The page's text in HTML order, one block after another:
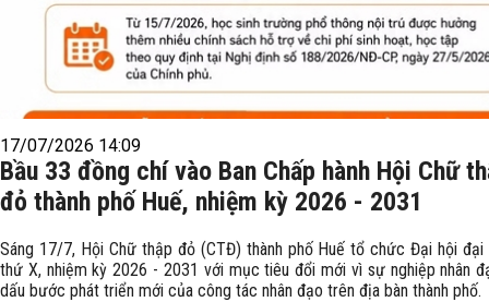
17/07/2026 14:09
Bầu 33 đồng chí vào Ban Chấp hành Hội Chữ
đỏ thành phố Huế, nhiệm kỳ 2026 - 2031
Sáng 17/7, Hội Chữ thập đỏ (CTĐ) thành phố Huế tổ chức Đại hội đại
thứ X, nhiệm kỳ 2026 - 2031 với mục tiêu đổi mới vì sự nghiệp nhân
dấu bước phát triển mới của công tác nhân đạo trên địa bàn thành phố.